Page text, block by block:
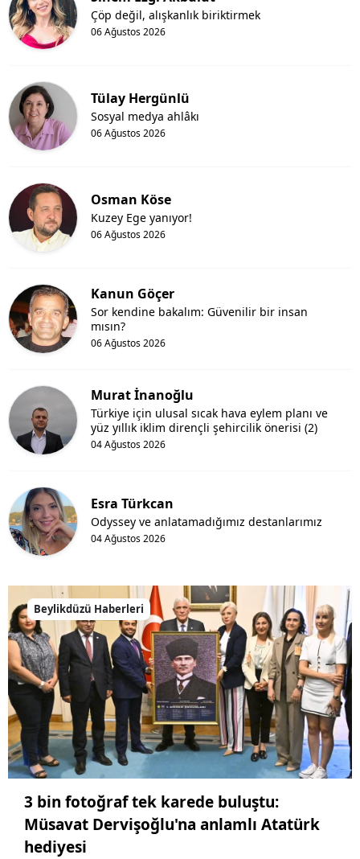
06 Ağustos 2026
Çöp değil, alışkanlık biriktirmek
Tülay Hergünlü
06 Ağustos 2026
Sosyal medya ahlâkı
Osman Köse
06 Ağustos 2026
Kuzey Ege yanıyor!
Kanun Göçer
06 Ağustos 2026
Sor kendine bakalım: Güvenilir bir insan
mısın?
Murat İnanoğlu
04 Ağustos 2026
Türkiye için ulusal sıcak hava eylem planı ve
yüz yıllık iklim dirençli şehircilik önerisi (2)
Esra Türkcan
04 Ağustos 2026
Odyssey ve anlatamadığımız destanlarımız
Beylikdüzü Haberleri
3 bin fotoğraf tek karede buluştu:
Müsavat Dervişoğlu'na anlamlı Atatürk
hediyesi